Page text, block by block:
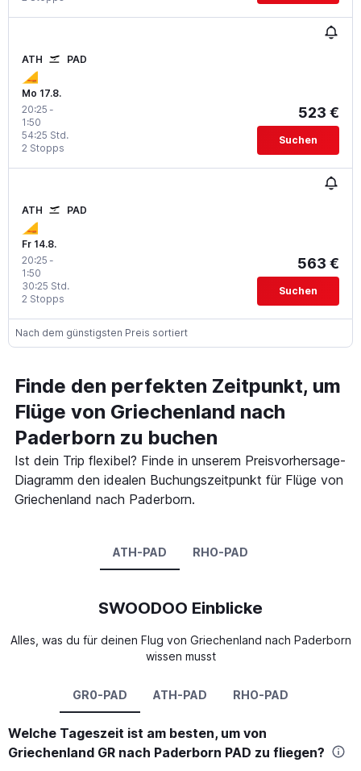
ATH PAD
Mo 17.8.
20:25 -
1:50
2 Stopps
54:25 Std.
523 €
Suchen
ATH PAD
Fr 14.8.
20:25 -
1:50
2 Stopps
30:25 Std.
563 €
Suchen
Nach dem günstigsten Preis sortiert
Finde den perfekten Zeitpunkt, um
Flüge von Griechenland nach
Paderborn zu buchen
Ist dein Trip flexibel? Finde in unserem Preisvorhersage-
Diagramm den idealen Buchungszeitpunkt für Flüge von
Griechenland nach Paderborn.
ATH-PAD RHO-PAD
SWOODOO Einblicke
Alles, was du für deinen Flug von Griechenland nach Paderborn
wissen musst
GR0-PAD ATH-PAD RHO-PAD
Welche Tageszeit ist am besten, um von
Griechenland GR nach Paderborn PAD zu fliegen?